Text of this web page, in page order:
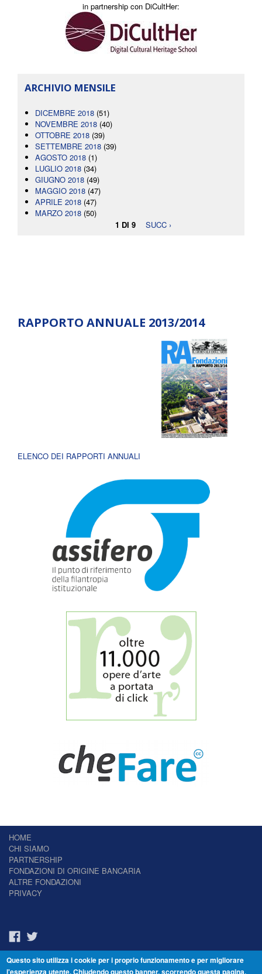
in partnership con DiCultHer:
ARCHIVIO MENSILE
DICEMBRE 2018 (51)
NOVEMBRE 2018 (40)
OTTOBRE 2018 (39)
SETTEMBRE 2018 (39)
AGOSTO 2018 (1)
LUGLIO 2018 (34)
GIUGNO 2018 (49)
MAGGIO 2018 (47)
APRILE 2018 (47)
MARZO 2018 (50)
1 DI 9
SUCC ›
RAPPORTO ANNUALE 2013/2014
ELENCO DEI RAPPORTI ANNUALI
HOME
CHI SIAMO
PARTNERSHIP
FONDAZIONI DI ORIGINE BANCARIA
ALTRE FONDAZIONI
PRIVACY
Il Giornale delle Fondazioni - Periodico telematico
Questo sito utilizza i cookie per i proprio funzionamento e per migliorare
l'esperienza utente. Chiudendo questo banner, scorrendo questa pagina,